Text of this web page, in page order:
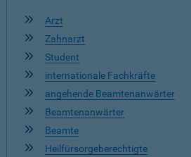
Arzt
Zahnarzt
Student
internationale Fachkräfte
angehende Beamtenanwärter
Beamtenanwärter
Beamte
Heilfürsorgeberechtigte